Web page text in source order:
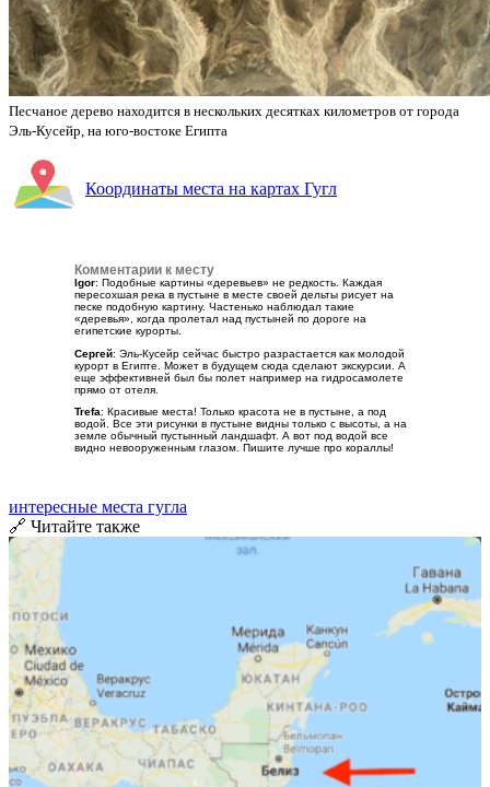
Песчаное дерево находится в нескольких десятках километров от города
Эль-Кусейр, на юго-востоке Египта
Координаты места на картах Гугл
Комментарии к месту
Igor: Подобные картины «деревьев» не редкость. Каждая
пересохшая река в пустыне в месте своей дельты рисует на
песке подобную картину. Частенько наблюдал такие
«деревья», когда пролетал над пустыней по дороге на
египетские курорты.
Сергей: Эль-Кусейр сейчас быстро разрастается как молодой
курорт в Египте. Может в будущем сюда сделают экскурсии. А
еще эффективней был бы полет например на гидросамолете
прямо от отеля.
Trefa: Красивые места! Только красота не в пустыне, а под
водой. Все эти рисунки в пустыне видны только с высоты, а на
земле обычный пустынный ландшафт. А вот под водой все
видно невооруженным глазом. Пишите лучше про кораллы!
интересные места гугла
🔗 Читайте также